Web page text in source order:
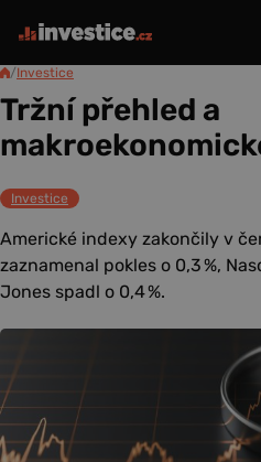
/Investice
Tržní přehled a
Investice
Americké indexy zakončily v
zaznamenal pokles o 0,3 %,
Jones spadl o 0,4 %.